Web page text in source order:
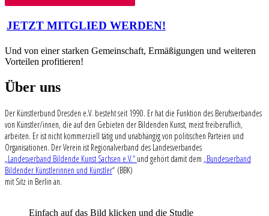
Beitragsnavigation
JETZT MITGLIED WERDEN!
Und von einer starken Gemeinschaft, Ermäßigungen und weiteren
Vorteilen profitieren!
Über uns
Der Künstlerbund Dresden e.V. besteht seit 1990. Er hat die Funktion des Berufsverbandes
von Künstler/innen, die auf den Gebieten der Bildenden Kunst, meist freiberuflich,
arbeiten. Er ist nicht kommerziell tätig und unabhängig von politischen Parteien und
Organisationen. Der Verein ist Regionalverband des Landesverbandes
„Landesverband Bildende Kunst Sachsen e.V.“ und gehört damit dem „Bundesverband
Bildender Künstlerinnen und Künstler“ (BBK)
mit Sitz in Berlin an.
Einfach auf das Bild klicken und die Studie